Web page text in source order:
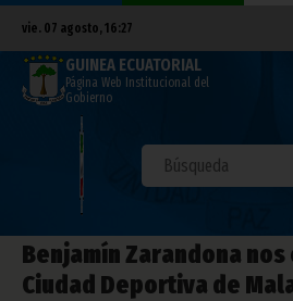
vie. 07 agosto, 16:27
GUINEA ECUATORIAL
Página Web Institucional del
Gobierno
Benjamín Zarandona
Ciudad Deportiva de